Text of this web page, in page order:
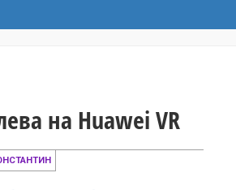
на Huawei VR